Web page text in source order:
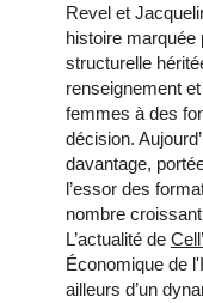
Revel et
histoire marquée
structurelle
renseignement
femmes à des
décision.
davantage,
l’essor des
nombre croissant
L’actualité de
Économique de
ailleurs d’un